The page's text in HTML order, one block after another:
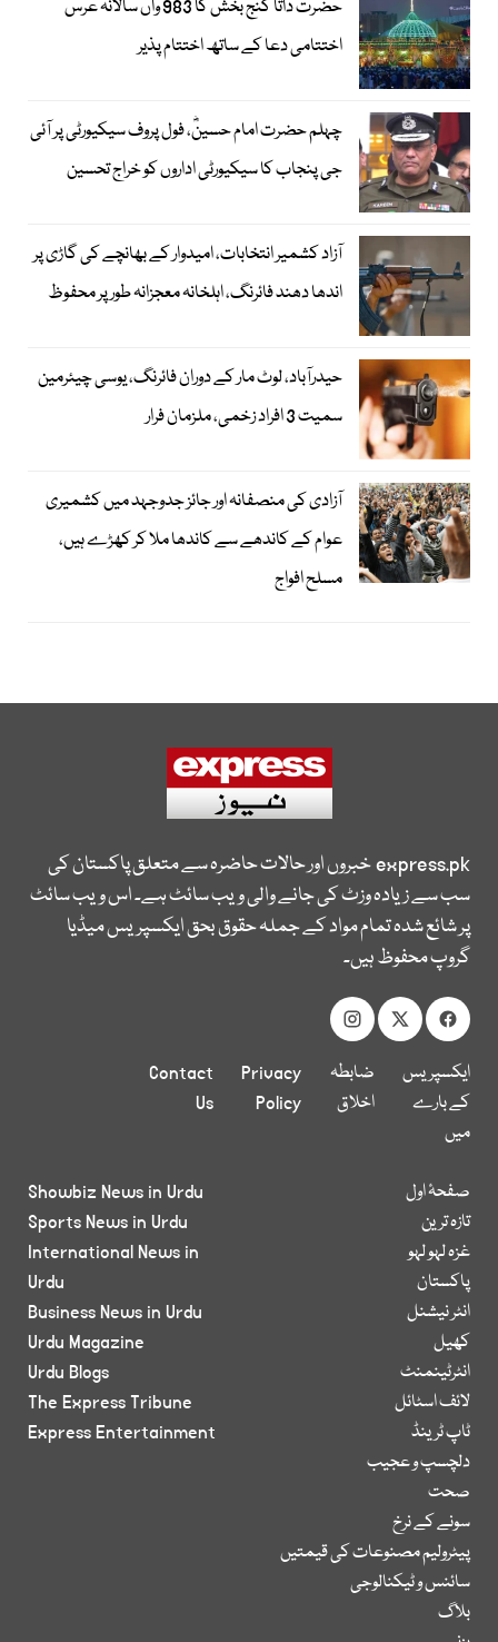
حضرت داتا گنج بخشؒ کا 983 واں سالانہ عرس
اختتامی دعا کے ساتھ اختتام پذیر
چہلم حضرت امام حسینؓ، فول پروف سیکیورٹی پر آئی
جی پنجاب کا سیکیورٹی اداروں کو خراج تحسین
آزاد کشمیر انتخابات، امیدوار کے بھانچے کی گاڑی پر
اندھا دھند فائرنگ، اہلخانہ معجزانہ طور پر محفوظ
حیدرآباد، لوٹ مار کے دوران فائرنگ، یوسی چیئرمین
سمیت 3 افراد زخمی، ملزمان فرار
آزادی کی منصفانہ اور جائز جدوجہد میں کشمیری
عوام کے کاندھے سے کاندھا ملا کر کھڑے ہیں،
مسلح افواج
express.pkخبروں اور حالات حاضرہ سے متعلق پاکستان کی
سب سے زیادہ وزٹ کی جانے والی ویب سائٹ ہے۔ اس ویب سائٹ
پر شائع شدہ تمام مواد کے جملہ حقوق بحق ایکسپریس میڈیا
گروپ محفوظ ہیں۔
ایکسپریس
کے بارے
میں
ضابطہ
اخلاق
Privacy
Policy
Contact
Us
صفحۂ اول
تازہ ترین
غزہ لہو لہو
پاکستان
انٹر نیشنل
کھیل
انٹرٹینمنٹ
لائف اسٹائل
ٹاپ ٹرینڈ
دلچسپ و عجیب
صحت
سونے کے نرخ
پیٹرولیم مصنوعات کی قیمتیں
سائنس و ٹیکنالوجی
بلاگ
Showbiz News in Urdu
Sports News in Urdu
International News in
Urdu
Business News in Urdu
Urdu Magazine
Urdu Blogs
The Express Tribune
Express Entertainment